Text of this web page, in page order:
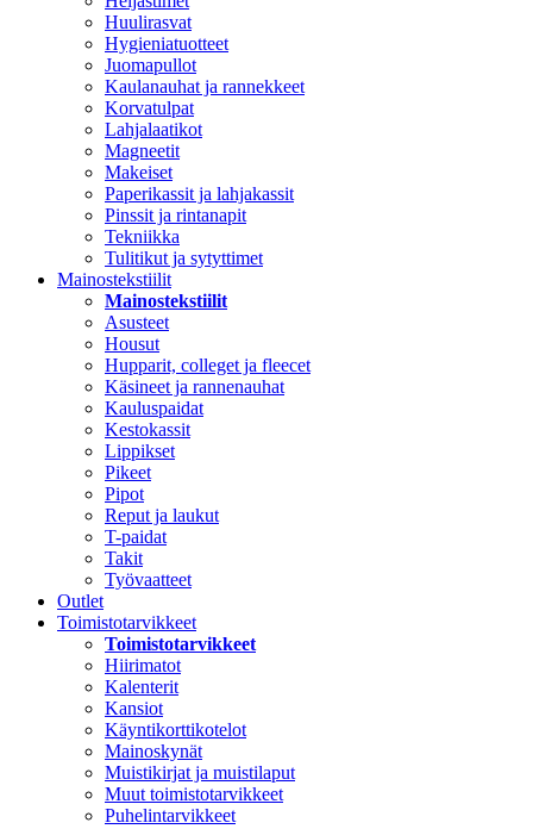
Huulirasvat
Hygieniatuotteet
Juomapullot
Kaulanauhat ja rannekkeet
Korvatulpat
Lahjalaatikot
Magneetit
Makeiset
Paperikassit ja lahjakassit
Pinssit ja rintanapit
Tekniikka
Tulitikut ja sytyttimet
Mainostekstiilit
Mainostekstiilit
Asusteet
Housut
Hupparit, colleget ja fleecet
Käsineet ja rannenauhat
Kauluspaidat
Kestokassit
Lippikset
Pikeet
Pipot
Reput ja laukut
T-paidat
Takit
Työvaatteet
Outlet
Toimistotarvikkeet
Toimistotarvikkeet
Hiirimatot
Kalenterit
Kansiot
Käyntikorttikotelot
Mainoskynät
Muistikirjat ja muistilaput
Muut toimistotarvikkeet
Puhelintarvikkeet